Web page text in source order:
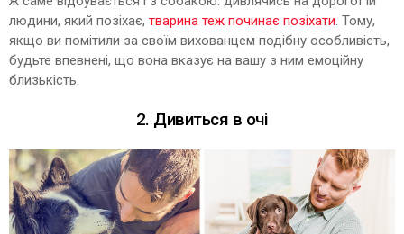
людини, який позіхає, тварина теж починає позіхати . Тому,
якщо ви помітили за своїм вихованцем подібну особливість,
будьте впевнені, що вона вказує на вашу з ним емоційну
близькість.
2. Дивиться в очі